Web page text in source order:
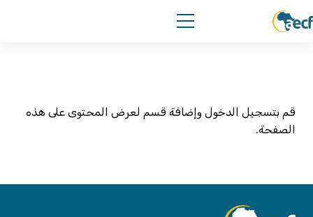
قم بتسجيل الدخول وإضافة قسم لعرض المحتوى على هذه
الصفحة.